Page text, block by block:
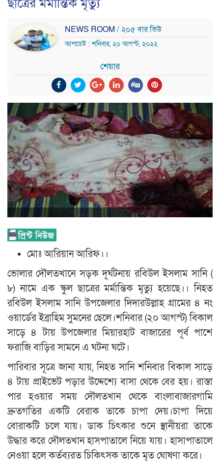
ছাত্রের মর্মান্তিক মৃত্যু
NEWS ROOM/ ২০৫ বার ভিউ
আপডেট : শনিবার, ২০ আগস্ট, ২০২২
শেয়ার
মোঃ আরিয়ান আরিফ।।
ভোলার দৌলতখানে সড়ক দূর্ঘটনায় রবিউল ইসলাম সানি (
৮) নামে এক স্কুল ছাত্রের মর্মান্তিক মৃত্যু হয়েছে।। নিহত
রবিউল ইসলাম সানি উপজেলার দিদারউল্লাহ গ্রামের ৪ নং
ওয়ার্ডের ইব্রাহিম সুমনের ছেলে।শনিবার (২০ আগস্ট) বিকাল
সাড়ে ৪ টায় উপজেলার মিয়ারহাট বাজারের পূর্ব পাশে
ফরাজি বাড়ির সামনে এ ঘটনা ঘটে।
পারিবার সূত্রে জানা যায়, নিহত সানি শনিবার বিকাল সাড়ে
৪ টায় প্রাইভেট পড়ার উদ্দেশ্যে বাসা থেকে বের হয়। রাস্তা
পার হওয়ার সময় দৌলতখান থেকে বাংলাবাজারগামি
দ্রুতগতির একটি বেরাক তাকে চাপা দেয়।চাপা দিয়ে
বোরাকটি চলে যায়। ডাক চিৎকার শুনে স্থানীয়রা তাকে
উদ্ধার করে দৌলতখান হাসপাতালে নিয়ে যায়। হাসাপাতালে
নেওয়া হলে কর্তব্যরত চিকিৎসক তাকে মৃত ঘোষণা করে।